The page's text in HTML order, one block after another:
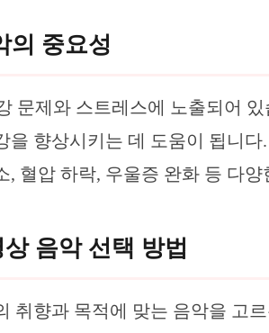
의 중요성
문제와 스트레스에 노출되어
을 향상시키는 데 도움이 됩니다
, 혈압 하락, 우울증 완화 등 다
음악 선택 방법
취향과 목적에 맞는 음악을 고